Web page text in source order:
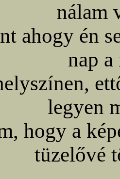
nálam
ahogy én
nap
legyen
hogy a
tüzelővé